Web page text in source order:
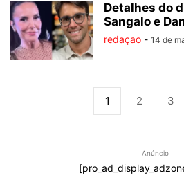
Detalhes do
Sangalo e
redaçao - 14 de
1 2 3
Anúncio